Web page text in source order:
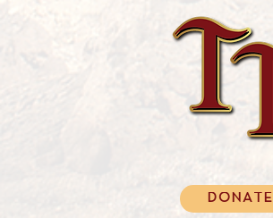
DONATE